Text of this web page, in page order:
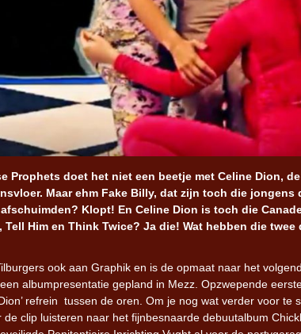
Prophets doet het niet een beetje met Celine Dion,
Maar ehm Fake Billy, dat zijn toch die
Klopt! En Celine Dion is toch die
Tell Him en Think Twice? Ja die! Wat hebben die
ook aan Graphik en is de opmaat naar het
albumpresentatie gepland in Mezz. Opzwepende
refrein tussen de oren. Om je nog wat verder voor
de clip luisteren naar het fijnbesnaarde debuutalbum